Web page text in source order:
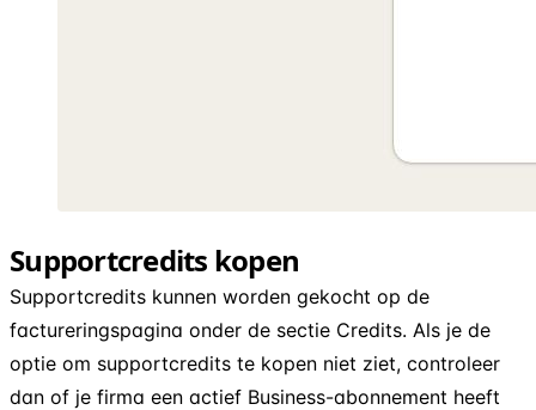
Supportcredits kopen
Supportcredits kunnen worden gekocht op de
factureringspagina onder de sectie Credits. Als je de
optie om supportcredits te kopen niet ziet, controleer
dan of je firma een actief Business-abonnement heeft